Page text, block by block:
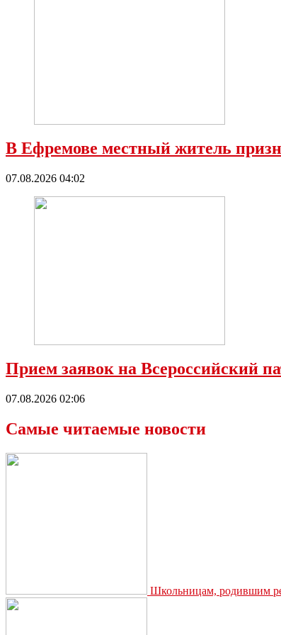
В Ефремове местный житель
07.08.2026 04:02
Прием заявок на Всероссийский
07.08.2026 02:06
Самые читаемые новости
Школьницам, родившим